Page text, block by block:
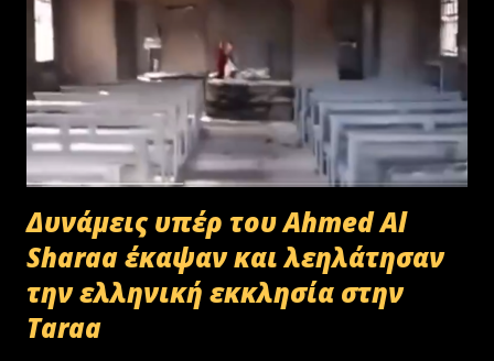
Δυνάμεις υπέρ του Ahmed Al
Sharaa έκαψαν και λεηλάτησαν
την ελληνική εκκλησία στην
Taraa